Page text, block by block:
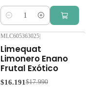
Cantidad
MLC605363025
Limequat
Limonero Enano
Frutal Exótico
$16.191 $17.990